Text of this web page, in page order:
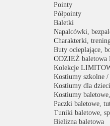
Pointy
Półpointy
Baletki
Napalcówki,
Charakterki,
Buty ocieplające,
ODZIEŻ
Kolekcje
Kostiumy szkolne
Kostiumy dla dzieci
Kostiumy
Paczki baletowe,
Tuniki baletowe,
Bielizna baletowa